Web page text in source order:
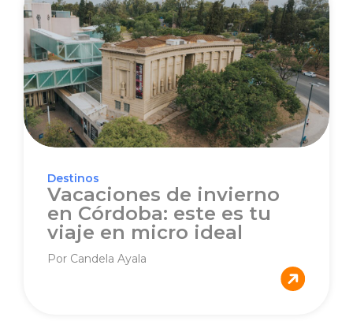
Destinos
Vacaciones de invierno
en Córdoba: este es tu
viaje en micro ideal
Por Candela Ayala